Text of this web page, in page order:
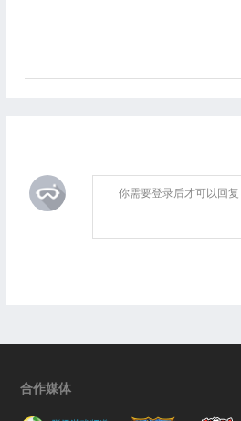
你需要登录后才可以回
合作媒体